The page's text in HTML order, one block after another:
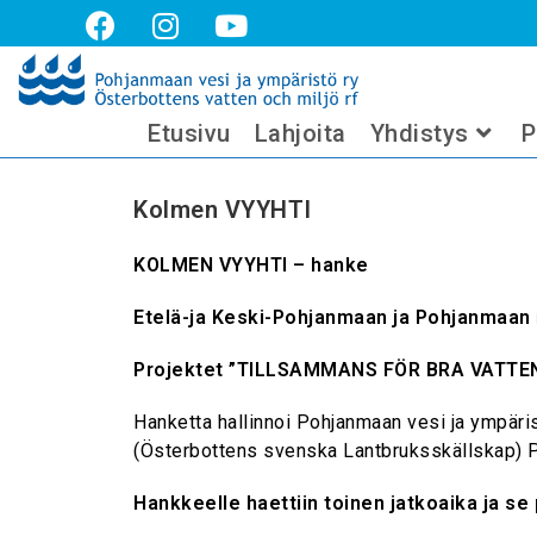
Etusivu Lahjoita Yhdistys
Kolmen VYYHTI
KOLMEN VYYHTI – hanke
Etelä-ja Keski-Pohjanmaan ja
Projektet ”TILLSAMMANS FÖR BRA
Hanketta hallinnoi Pohjanmaan vesi ja
(Österbottens svenska Lantbruksskällskap)
Hankkeelle haettiin toinen jatkoaika ja se